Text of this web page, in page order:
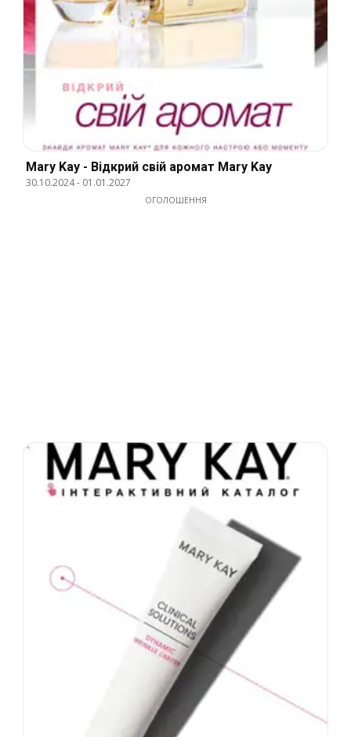
Mary Kay - Відкрий свій аромат Mary Kay
30.10.2024- 01.01.2027
ОГОЛОШЕННЯ